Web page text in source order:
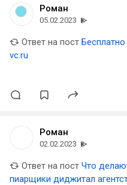
Роман
05.02.2023
Ответ на пост
vc.ru
Роман
02.02.2023
Ответ на пост Что
пиарщики диджитал